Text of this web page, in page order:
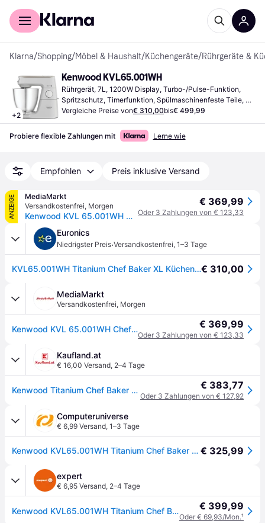
Für Shopper
Klarna/Shopping/Möbel & Haushalt/Küchengeräte/Rührgeräte &
+2
Kenwood KVL65.001WH
Rührgerät, 7L, 1200W Display, Turbo-/Pulse-Funktion,
Spritzschutz, Timerfunktion, Spülmaschinenfeste Teile,
Sicherheitsverriegelung, Mehrdimensionales Mixen,
Variabel
Vergleiche Preise von€ 310,00bis€ 499,99
Probiere flexible Zahlungen mit Lerne wie
Empfohlen Preis inklusive Versand
ANZEIGE
MediaMarkt
Versandkostenfrei, Morgen
Kenwood KVL 65.001WH Chef Baker XL Küchenmaschine Weiß (Rührschüsselkapazität: 7 l, 1200 Watt)
€ 369,99
Oder 3 Zahlungen von € 123,33
Euronics
Niedrigster Preis·Versandkostenfrei, 1–3 Tage
KVL65.001WH Titanium Chef Baker XL Küchenmaschine weiß€ 310,00
MediaMarkt
Versandkostenfrei, Morgen
Kenwood KVL 65.001WH Chef Baker XL Küchenmaschine Weiß (Rührschüsselkapazität: 7 l, 1200 Watt) € 369,99
Oder 3 Zahlungen von € 123,33
Kaufland.at
€ 16,00 Versand, 2–4 Tage
Kenwood Titanium Chef Baker XL, 7 l, Weiß, Drehregler, Mixen, Edelstahl, Metall € 383,77
Oder 3 Zahlungen von € 127,92
Computeruniverse
€ 6,99 Versand, 1–3 Tage
Kenwood KVL65.001WH Titanium Chef Baker XL Küchenmaschine Weiß € 325,99
expert
€ 6,95 Versand, 2–4 Tage
Kenwood KVL65.001WH Titanium Chef Baker XL Küchenmaschine € 399,99
Oder € 69,93/Mon.¹